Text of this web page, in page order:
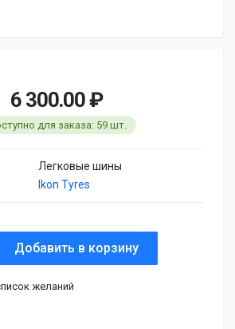
6 300.00 ₽
для заказа: 59 шт.
Легковые шины
Ikon Tyres
Добавить в корзину
желаний